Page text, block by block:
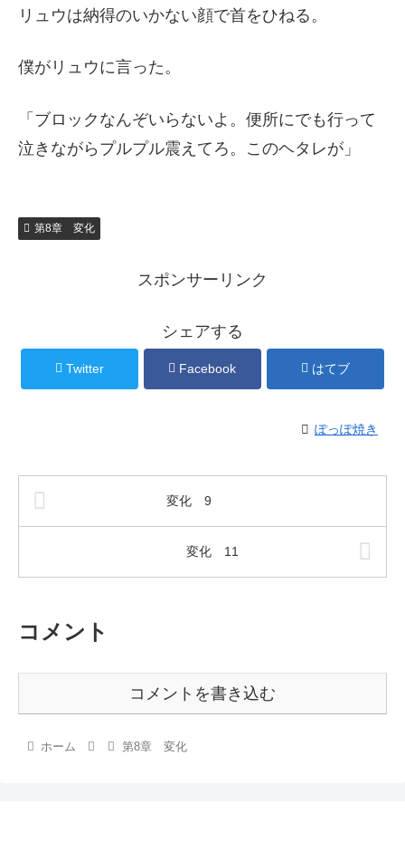
リュウは納得のいかない顔で首をひねる。
僕がリュウに言った。
「ブロックなんぞいらないよ。便所にでも行って
泣きながらプルプル震えてろ。このヘタレが」
第8章 変化
スポンサーリンク
シェアする
Twitter Facebook はてブ
ぽっぽ焼き
変化 9
変化 11
コメント
コメントを書き込む
ホーム 第8章 変化